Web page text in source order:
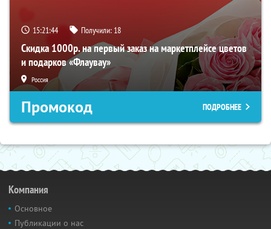
15:21:43 Получили: 18
Скидка 1000р. на первый заказ на маркетплейсе цветов
и подарков «Флаувау»
Россия
Промокод ПОДРОБНЕЕ
Компания
Основное
Публикации о нас